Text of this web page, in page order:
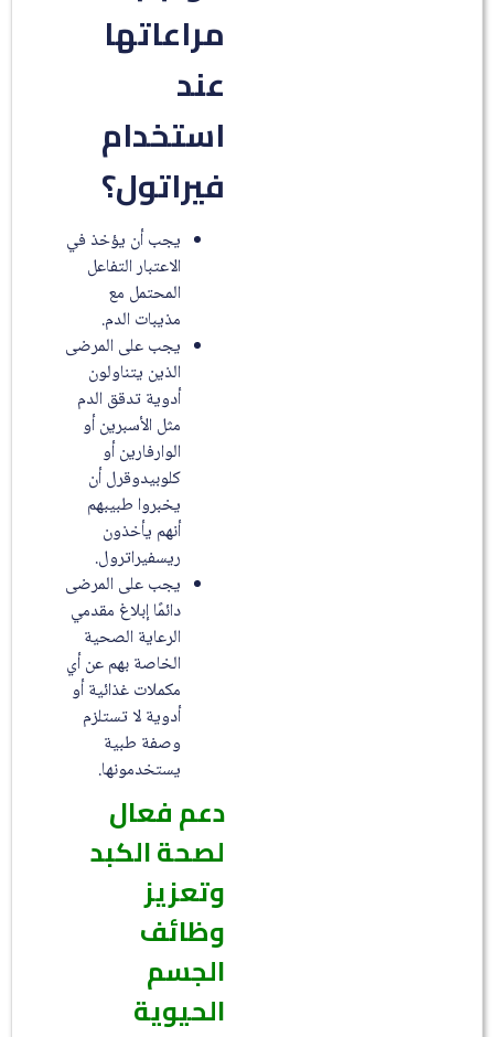
مراعاتها
استخدام
فيراتول؟
يجب أن يؤخذ في
الاعتبار التفاعل
المحتمل مع
مذيبات الدم.
يجب على المرضى
الذين يتناولون
أدوية تدقق الدم
مثل الأسبرين أو
الوارفارين أو
كلوبيدوقرل أن
يخبروا طبيبهم
أنهم يأخذون
ريسفيراترول.
يجب على المرضى
دائمًا إبلاغ مقدمي
الرعاية الصحية
الخاصة بهم عن أي
مكملات غذائية أو
أدوية لا تستلزم
وصفة طبية
يستخدمونها.
دعم فعال
لصحة الكبد
وتعزيز
وظائف
الجسم
الحيوية